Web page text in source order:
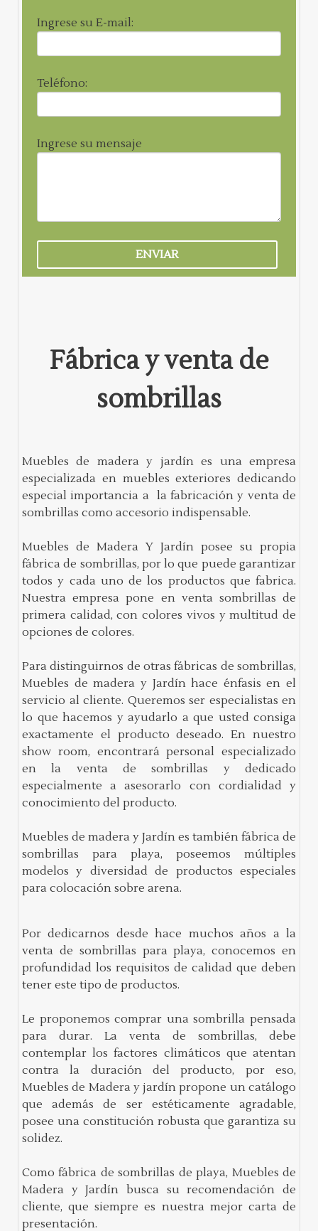
Ingrese su E-mail:
Teléfono:
Ingrese su mensaje
Fábrica y venta de
sombrillas
Muebles de madera y jardín es una empresa
especializada en muebles exteriores dedicando
especial importancia a la fabricación y venta de
sombrillas como accesorio indispensable.
Muebles de Madera Y Jardín posee su propia
fábrica de sombrillas, por lo que puede garantizar
todos y cada uno de los productos que fabrica.
Nuestra empresa pone en venta sombrillas de
primera calidad, con colores vivos y multitud de
opciones de colores.
Para distinguirnos de otras fábricas de sombrillas,
Muebles de madera y Jardín hace énfasis en el
servicio al cliente. Queremos ser especialistas en
lo que hacemos y ayudarlo a que usted consiga
exactamente el producto deseado. En nuestro
show room, encontrará personal especializado
en la venta de sombrillas y dedicado
especialmente a asesorarlo con cordialidad y
conocimiento del producto.
Muebles de madera y Jardín es también fábrica de
sombrillas para playa, poseemos múltiples
modelos y diversidad de productos especiales
para colocación sobre arena.
Por dedicarnos desde hace muchos años a la
venta de sombrillas para playa, conocemos en
profundidad los requisitos de calidad que deben
tener este tipo de productos.
Le proponemos comprar una sombrilla pensada
para durar. La venta de sombrillas, debe
contemplar los factores climáticos que atentan
contra la duración del producto, por eso,
Muebles de Madera y jardín propone un catálogo
que además de ser estéticamente agradable,
posee una constitución robusta que garantiza su
solidez.
Como fábrica de sombrillas de playa, Muebles de
Madera y Jardín busca su recomendación de
cliente, que siempre es nuestra mejor carta de
presentación.